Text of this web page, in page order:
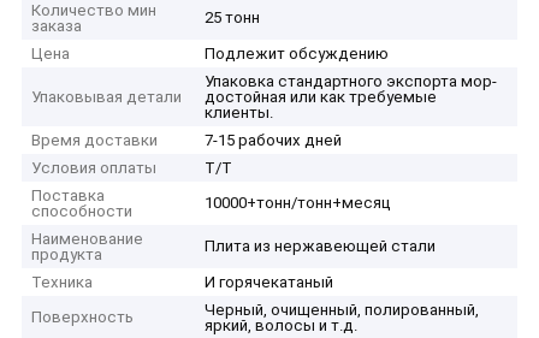
Количество мин
заказа
25 тонн
Цена
Подлежит обсуждению
Упаковывая детали
Упаковка стандартного экспорта мор-
достойная или как требуемые
клиенты.
Время доставки
7-15 рабочих дней
Условия оплаты
T/T
Поставка
способности
10000+тонн/тонн+месяц
Наименование
продукта
Плита из нержавеющей стали
Техника
И горячекатаный
Поверхность
Черный, очищенный, полированный,
яркий, волосы и т.д.